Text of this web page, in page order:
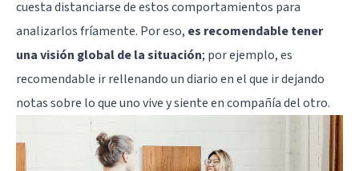
cuesta distanciarse de estos comportamientos para
analizarlos fríamente. Por eso, es recomendable tener
una visión global de la situación; por ejemplo, es
recomendable ir rellenando un diario en el que ir dejando
notas sobre lo que uno vive y siente en compañía del otro.